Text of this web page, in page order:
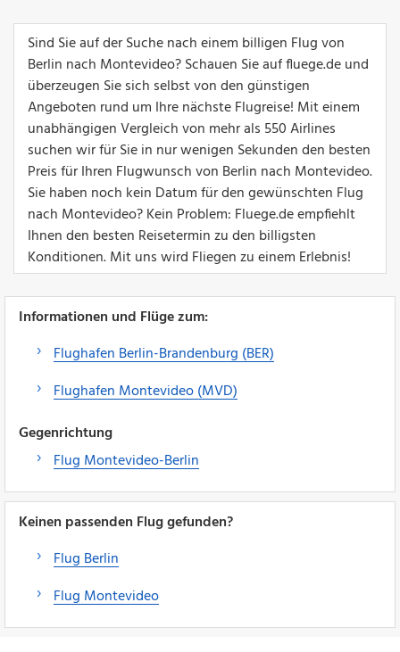
Sind Sie auf der Suche nach einem billigen Flug von
Berlin nach Montevideo? Schauen Sie auf fluege.de und
überzeugen Sie sich selbst von den günstigen
Angeboten rund um Ihre nächste Flugreise! Mit einem
unabhängigen Vergleich von mehr als 550 Airlines
suchen wir für Sie in nur wenigen Sekunden den besten
Preis für Ihren Flugwunsch von Berlin nach Montevideo.
Sie haben noch kein Datum für den gewünschten Flug
nach Montevideo? Kein Problem: Fluege.de empfiehlt
Ihnen den besten Reisetermin zu den billigsten
Konditionen. Mit uns wird Fliegen zu einem Erlebnis!
Informationen und Flüge zum:
Flughafen Berlin-Brandenburg (BER)
Flughafen Montevideo (MVD)
Gegenrichtung
Flug Montevideo-Berlin
Keinen passenden Flug gefunden?
Flug Berlin
Flug Montevideo